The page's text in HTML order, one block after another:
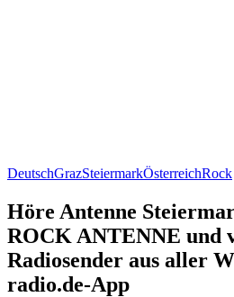
DeutschGrazSteiermarkÖsterreichRock
Höre Antenne
ROCK ANTENNE und
Radiosender aus aller
radio.de-App